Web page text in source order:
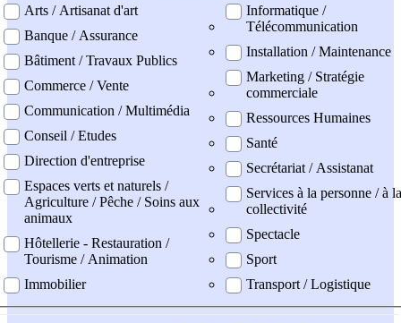
Arts / Artisanat d'art
Banque / Assurance
Bâtiment / Travaux Publics
Commerce / Vente
Communication / Multimédia
Conseil / Etudes
Direction d'entreprise
Espaces verts et naturels /
Agriculture / Pêche / Soins aux
animaux
Hôtellerie - Restauration /
Tourisme / Animation
Immobilier
Informatique /
Télécommunication
Installation / Maintenance
Marketing / Stratégie
commerciale
Ressources Humaines
Santé
Secrétariat / Assistanat
Services à la personne / à la
collectivité
Spectacle
Sport
Transport / Logistique